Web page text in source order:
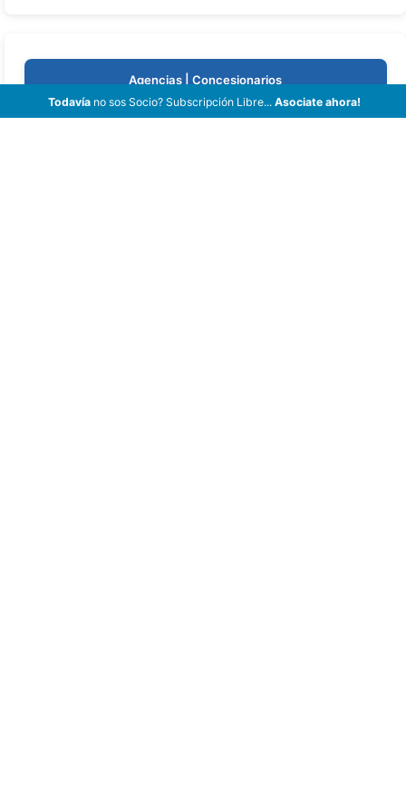
Agencias | Concesionarios
Todavíano sos Socio? Subscripción Libre... Asociate ahora!